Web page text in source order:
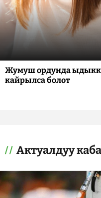
Жумуш ордунда
кайрылса болот
Актуалдуу